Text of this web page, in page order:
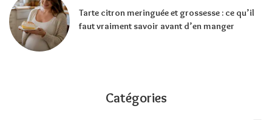
Tarte citron meringuée et grossesse : ce qu’il
faut vraiment savoir avant d’en manger
Catégories